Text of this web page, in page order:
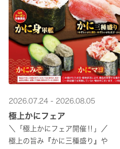
2026.07.24 - 2026.08.05
極上かにフェア
＼「極上かにフェア開催‼」／
極上の旨み『かに三種盛り』や